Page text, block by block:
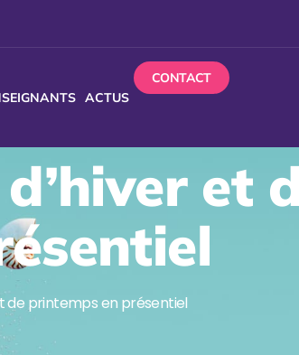
ACTUS
CONTACT
et
de printemps en présentiel